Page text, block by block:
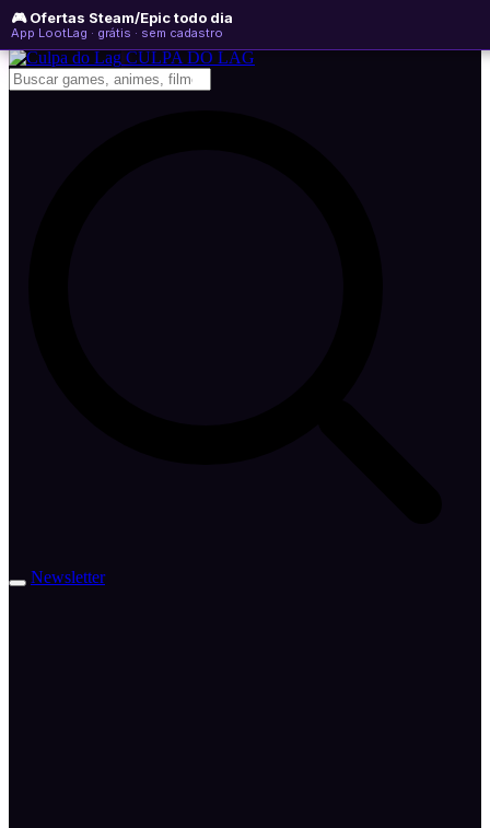
🎮 Ofertas Steam/Epic todo dia
App LootLag · grátis · sem cadastro
sábado, 08 de agosto de 2026 WhatsApp
Newsletter
CULPA DO LAG
Newsletter